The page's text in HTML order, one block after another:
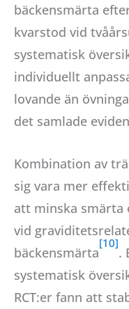
bäckensmärta
kvarstod vid
systematisk
individuellt
lovande än
det samlade
Kombination av
sig vara mer
att minska smärta
vid
bäckensmärta
.
systematisk
RCT:er fann att